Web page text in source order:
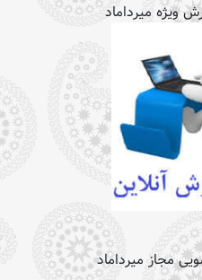
ویژه میرداماد
مجاز میرداماد